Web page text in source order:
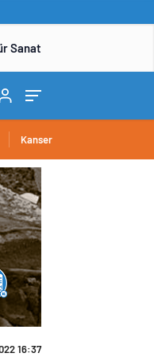
Sanat
uygulama sınavı 1
Kanser
16:37